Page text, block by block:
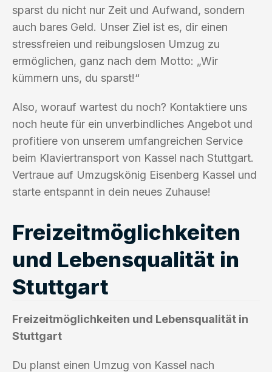
sparst du nicht nur Zeit und Aufwand, sondern
auch bares Geld. Unser Ziel ist es, dir einen
stressfreien und reibungslosen Umzug zu
ermöglichen, ganz nach dem Motto: „Wir
kümmern uns, du sparst!“
Also, worauf wartest du noch? Kontaktiere uns
noch heute für ein unverbindliches Angebot und
profitiere von unserem umfangreichen Service
beim Klaviertransport von Kassel nach Stuttgart.
Vertraue auf Umzugskönig Eisenberg Kassel und
starte entspannt in dein neues Zuhause!
Freizeitmöglichkeiten
und Lebensqualität in
Stuttgart
Freizeitmöglichkeiten und Lebensqualität in
Stuttgart
Du planst einen Umzug von Kassel nach